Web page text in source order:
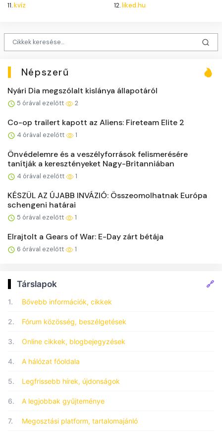
11.kvíz 12.liked.hu
Népszerű
Nyári Dia megszólalt kislánya állapotáról
5 órával ezelőtt 2
Co-op trailert kapott az Aliens: Fireteam Elite 2
4 órával ezelőtt 1
Önvédelemre és a veszélyforrások felismerésére
tanítják a keresztényeket Nagy-Britanniában
4 órával ezelőtt 1
KÉSZÜL AZ ÚJABB INVÁZIÓ: Összeomolhatnak Európa
schengeni határai
5 órával ezelőtt 1
Elrajtolt a Gears of War: E-Day zárt bétája
6 órával ezelőtt 1
Társlapok 🔗
1. Bővebb információk, cikkek
2. Fórum közösség, beszélgetések
3. Online cikkek, blogbejegyzések
4. A hálózat főoldala
5. Legfrissebb hírek, újdonságok
6. A legjobbak gyűjteménye
7. Megosztási platform, tartalomajánló